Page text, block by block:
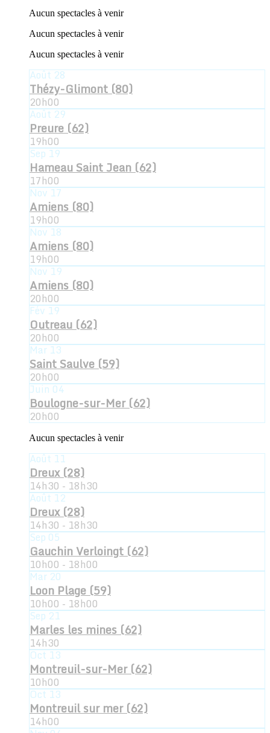
Aucun spectacles à venir
Aucun spectacles à venir
Aucun spectacles à venir
Août28
Thézy-Glimont (80)
20h00
Août29
Preure (62)
19h00
Sep19
Hameau Saint Jean (62)
17h00
Nov17
Amiens (80)
19h00
Nov18
Amiens (80)
19h00
Nov19
Amiens (80)
20h00
Fév19
Outreau (62)
20h00
Mar13
Saint Saulve (59)
20h00
Juin04
Boulogne-sur-Mer (62)
20h00
Aucun spectacles à venir
Août11
Dreux (28)
14h30 - 18h30
Août12
Dreux (28)
14h30 - 18h30
Sep05
Gauchin Verloingt (62)
10h00 - 18h00
Mar20
Loon Plage (59)
10h00 - 18h00
Sep21
Marles les mines (62)
14h30
Oct13
Montreuil-sur-Mer (62)
10h00
Oct13
Montreuil sur mer (62)
14h00